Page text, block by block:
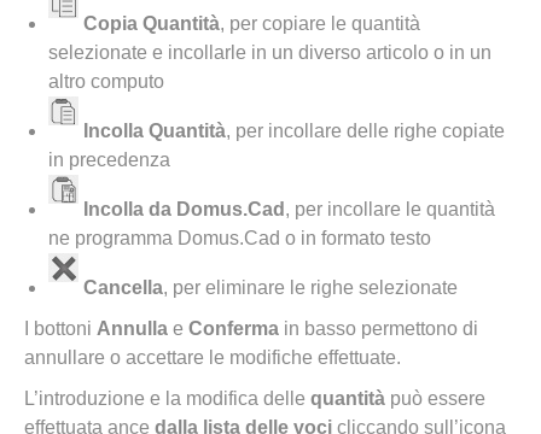
Copia Quantità, per copiare le quantità
selezionate e incollarle in un diverso articolo o in un
altro computo
Incolla Quantità, per incollare delle righe copiate
in precedenza
Incolla da Domus.Cad , per incollare le quantità
ne programma Domus.Cad o in formato testo
Cancella, per eliminare le righe selezionate
I bottoni Annulla e Conferma in basso permettono di
annullare o accettare le modifiche effettuate.
L’introduzione e la modifica delle quantità può essere
effettuata ance dalla lista delle voci cliccando sull’icona